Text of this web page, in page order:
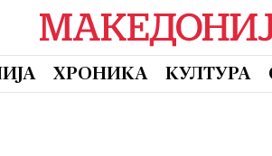
ХРОНИКА КУЛТУРА